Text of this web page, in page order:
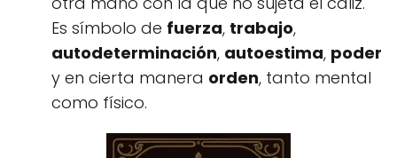
Es símbolo de fuerza, trabajo,
autodeterminación, autoestima, poder
y en cierta manera orden, tanto mental
como físico.